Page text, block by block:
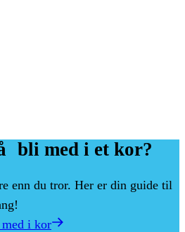
bli med i et kor?
enn du tror. Her er din guide til
i kor